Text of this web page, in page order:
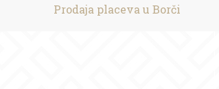
Prodaja placeva u Borči